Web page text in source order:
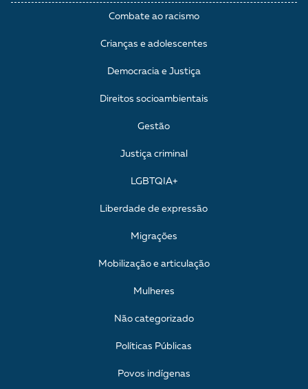
Combate ao racismo
Crianças e adolescentes
Democracia e Justiça
Direitos socioambientais
Gestão
Justiça criminal
LGBTQIA+
Liberdade de expressão
Migrações
Mobilização e articulação
Mulheres
Não categorizado
Políticas Públicas
Povos indígenas